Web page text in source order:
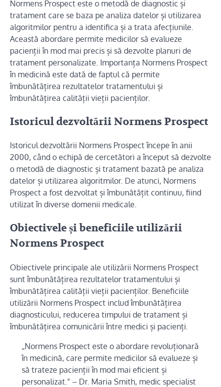
Normens Prospect este o metodă de diagnostic și
tratament care se baza pe analiza datelor și utilizarea
algoritmilor pentru a identifica și a trata afecțiunile.
Această abordare permite medicilor să evalueze
pacienții în mod mai precis și să dezvolte planuri de
tratament personalizate. Importanța Normens Prospect
în medicină este dată de faptul că permite
îmbunătățirea rezultatelor tratamentului și
îmbunătățirea calității vieții pacienților.
Istoricul dezvoltării Normens Prospect
Istoricul dezvoltării Normens Prospect începe în anii
2000, când o echipă de cercetători a început să dezvolte
o metodă de diagnostic și tratament bazată pe analiza
datelor și utilizarea algoritmilor. De atunci, Normens
Prospect a fost dezvoltat și îmbunătățit continuu, fiind
utilizat în diverse domenii medicale.
Obiectivele și beneficiile utilizării
Normens Prospect
Obiectivele principale ale utilizării Normens Prospect
sunt îmbunătățirea rezultatelor tratamentului și
îmbunătățirea calității vieții pacienților. Beneficiile
utilizării Normens Prospect includ îmbunătățirea
diagnosticului, reducerea timpului de tratament și
îmbunătățirea comunicării între medici și pacienți.
„Normens Prospect este o abordare revoluționară
în medicină, care permite medicilor să evalueze și
să trateze pacienții în mod mai eficient și
personalizat.” – Dr. Maria Smith, medic specialist